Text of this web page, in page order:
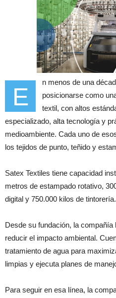
E
n menos de una
posicionarse como
textil, con altos
especializado, alta tecnología y
medioambiente. Cada uno de
los tejidos de punto, teñido y
Satex Textiles tiene capacidad
metros de estampado rotativo,
digital y 750.000 kilos de tintorería.
Desde su fundación, la
reducir el impacto ambiental.
tratamiento de agua para
limpias y ejecuta planes de
Para seguir en esa línea, la